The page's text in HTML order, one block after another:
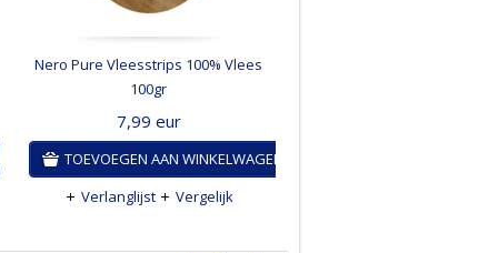
Nero Pure Vleesstrips 100% Vlees
100gr
7,99 eur
TOEVOEGEN AAN WINKELWAGEN
Verlanglijst
Vergelijk